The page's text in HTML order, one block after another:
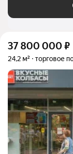
37 800 000 ₽
24,2 м² торговое